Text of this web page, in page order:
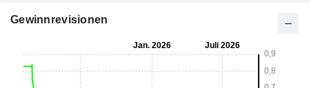
Gewinnrevisionen